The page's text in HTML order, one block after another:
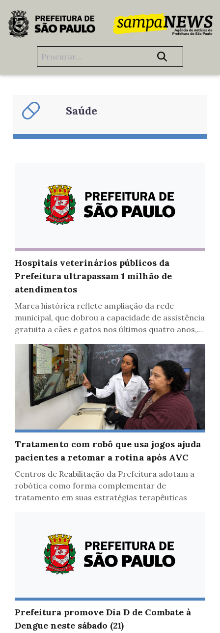
Pular para o Conteúdo principal
Saúde
Hospitais veterinários públicos da
Prefeitura ultrapassam 1 milhão de
atendimentos
Marca histórica reflete ampliação da rede
municipal, que dobrou a capacidade de assistência
gratuita a cães e gatos nos últimos quatro anos,
Saúde
Tratamento com robô que usa jogos ajuda
pacientes a retomar a rotina após AVC
Centros de Reabilitação da Prefeitura adotam a
robótica como forma complementar de
tratamento em suas estratégias terapêuticas
Prefeitura promove Dia D de Combate à
Dengue neste sábado (21)